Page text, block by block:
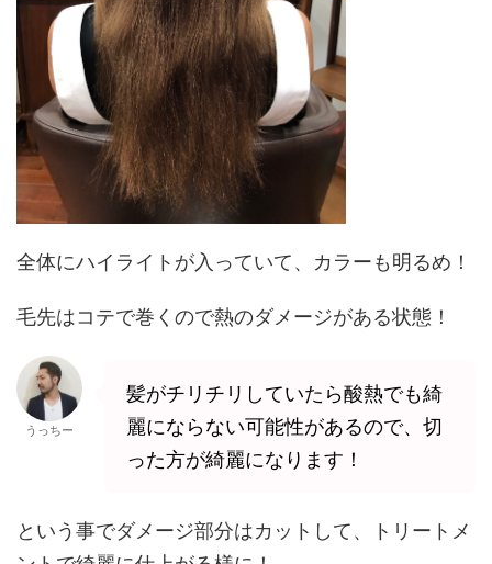
全体にハイライトが入っていて、カラーも明るめ！
毛先はコテで巻くので熱のダメージがある状態！
うっちー
髪がチリチリしていたら酸熱でも綺
麗にならない可能性があるので、切
った方が綺麗になります！
という事でダメージ部分はカットして、トリートメ